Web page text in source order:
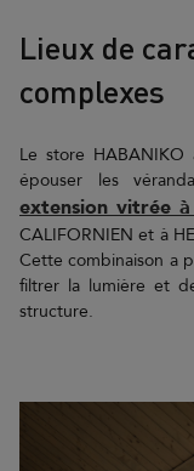
Lieux de
complexes
Le store
épouser les
extension vitrée
CALIFORNIEN et à
Cette combinaison a
filtrer la lumière et
structure.